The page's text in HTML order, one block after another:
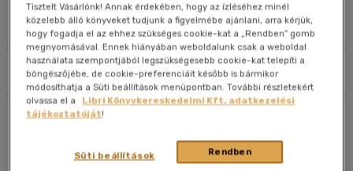
Művei
Szűrés Rendezés
Cím szerint A-Z
Szerző szerint A-Z
Megjelenítés
20 db / oldal
Tisztelt Vásárlónk! Annak érdekében, hogy az ízléséhez minél
közelebb álló könyveket tudjunk a figyelmébe ajánlani, arra kérjük,
hogy fogadja el az ehhez szükséges cookie-kat a „Rendben” gomb
megnyomásával. Ennek hiányában weboldalunk csak a weboldal
használata szempontjából legszükségesebb cookie-kat telepíti a
böngészőjébe, de cookie-preferenciáit később is bármikor
módosíthatja a Süti beállítások menüpontban. További részletekért
olvassa el a
Libri Könyvkereskedelmi Kft. adatkezelési
tájékoztatóját!
Rendben
Süti beállítások